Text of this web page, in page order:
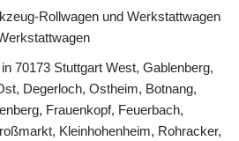
Rollwagen und Werkstattwagen
70173 Stuttgart West, Gablenberg,
Degerloch, Ostheim, Botnang,
Frauenkopf, Feuerbach,
Kleinhohenheim, Rohracker,